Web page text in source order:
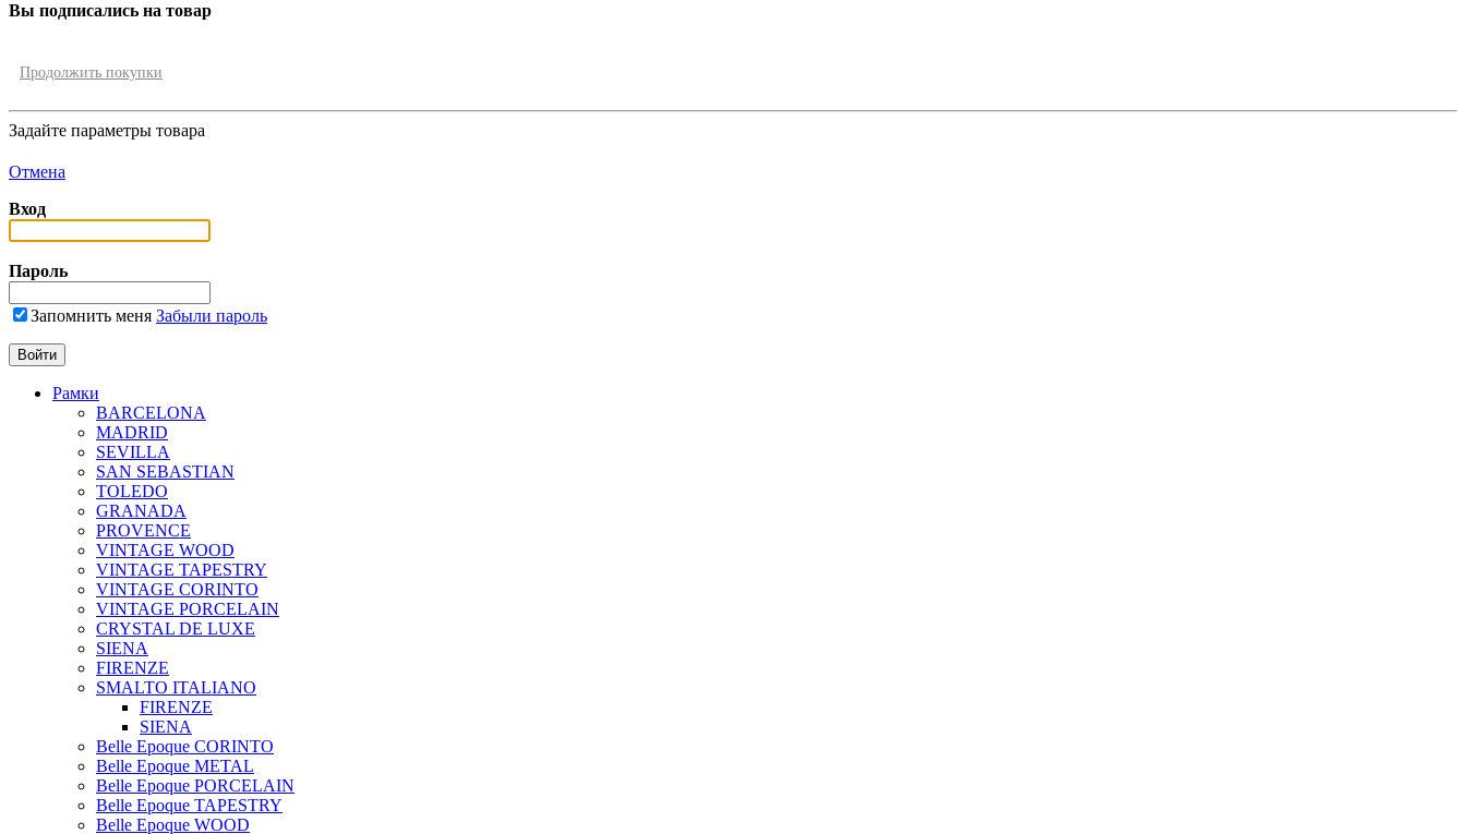
Вы подписались на товар
Продолжить покупки
Задайте параметры товара
Отмена
Вход
Пароль
Запомнить меня Забыли пароль
Рамки
BARCELONA
MADRID
SEVILLA
SAN SEBASTIAN
TOLEDO
GRANADA
PROVENCE
VINTAGE WOOD
VINTAGE TAPESTRY
VINTAGE CORINTO
VINTAGE PORCELAIN
CRYSTAL DE LUXE
SIENA
FIRENZE
SMALTO ITALIANO
FIRENZE
SIENA
Belle Epoque CORINTO
Belle Epoque METAL
Belle Epoque PORCELAIN
Belle Epoque TAPESTRY
Belle Epoque WOOD